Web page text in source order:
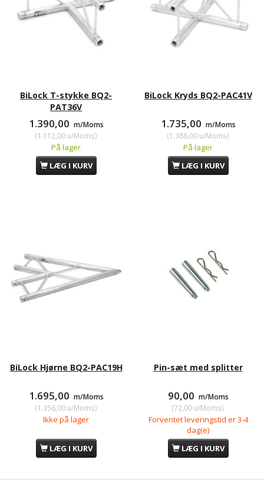
BiLock T-stykke BQ2-
PAT36V
1.390,00 m/Moms
(1.112,00u/Moms)
På lager
LÆG I KURV
BiLock Kryds BQ2-PAC41V
1.735,00 m/Moms
(1.388,00u/Moms)
På lager
LÆG I KURV
BiLock Hjørne BQ2-PAC19H
1.695,00 m/Moms
(1.356,00u/Moms)
Ikke på lager
LÆG I KURV
Pin-sæt med splitter
90,00 m/Moms
(72,00 u/Moms)
Forventet leveringstid er 3-4
dag(e)
LÆG I KURV